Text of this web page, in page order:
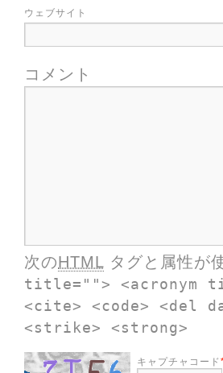
ウェブサイト
キャプチャコード
コメント
次のHTML タグと属性が
title=""> <acronym
<cite> <code> <del
<strike> <strong>